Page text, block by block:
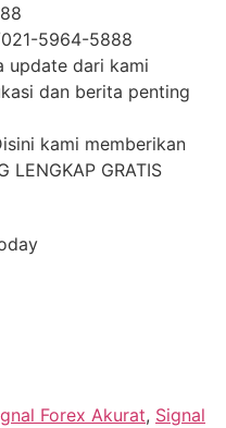
5964-5888
update dari kami
dan berita penting
kami memberikan
LENGKAP GRATIS
Forex Akurat, Signal